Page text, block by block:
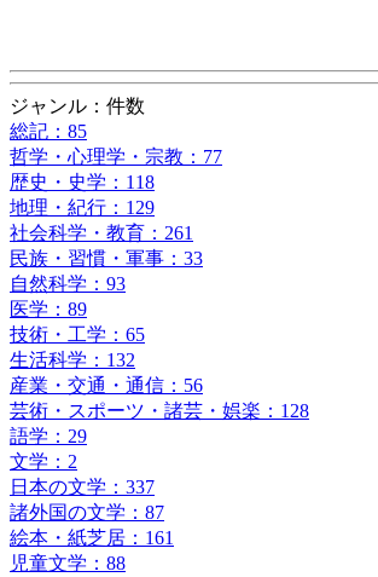
ジャンル：件数
総記：85
哲学・心理学・宗教：77
歴史・史学：118
地理・紀行：129
社会科学・教育：261
民族・習慣・軍事：33
自然科学：93
医学：89
技術・工学：65
生活科学：132
産業・交通・通信：56
芸術・スポーツ・諸芸・娯楽：128
語学：29
文学：2
日本の文学：337
諸外国の文学：87
絵本・紙芝居：161
児童文学：88